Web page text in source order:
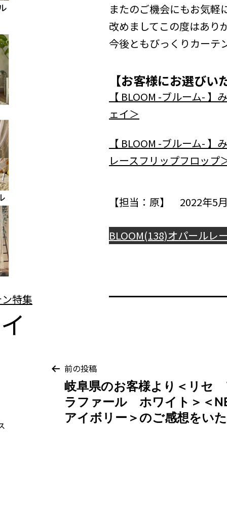
またのご機会にもお気軽
改めましてこの度はあり
今後ともびっくりカーテ
【お客様にお選び
【 BLOOM -ブルーム-
ェイ＞
【 BLOOM -ブルーム-
レースフリップフロップ
【担当：原】 2022年5
BLOOM(138)オパールレ
投
稿
前の投稿
岐阜県のお客様より＜リセ
ラファール ホワイト＞＜
アイボリー＞のご感想をい